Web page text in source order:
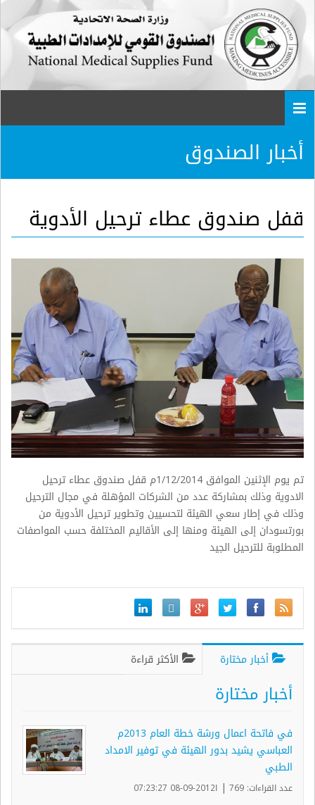
أخبار الصندوق
قفل صندوق عطاء ترحيل الأدوية
تم يوم الإثنين الموافق 1/12/2014م قفل صندوق عطاء ترحيل
الادوية وذلك بمشاركة عدد من الشركات المؤهلة في مجال الترحيل
وذلك في إطار سعي الهيئة لتحسيين وتطوير ترحيل الأدوية من
بورتسودان إلى الهيئة ومنها إلى الأقاليم المختلفة حسب المواصفات
المطلوبة للترحيل الجيد
أخبار مختارة الأكثر قراءة
أخبار مختارة
في فاتحة اعمال ورشة خطة العام 2013م
العباسي يشيد بدور الهيئة في توفير الامداد
الطبي
عدد القراءات: 769 | ا2012-09-08 07:23:27